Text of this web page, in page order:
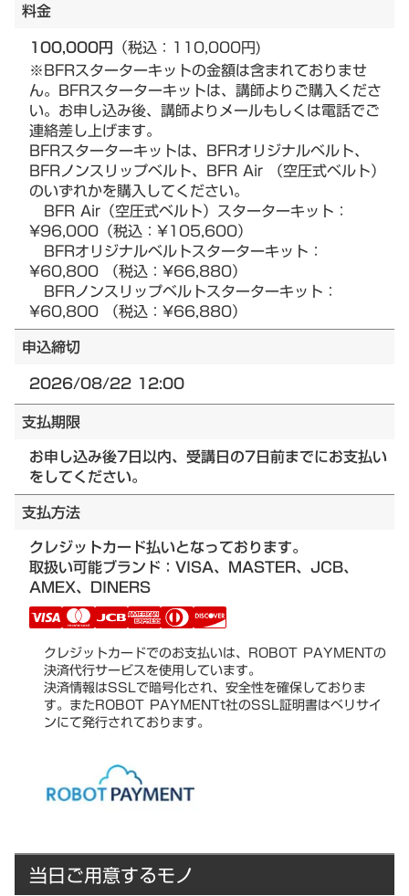
料金
100,000円 （税込：110,000円)
※BFRスターターキットの金額は含まれておりませ
ん。BFRスターターキットは、講師よりご購入くださ
い。お申し込み後、講師よりメールもしくは電話でご
連絡差し上げます。
BFRスターターキットは、BFRオリジナルベルト、
BFRノンスリップベルト、BFR Air （空圧式ベルト）
のいずれかを購入してください。
BFR Air（空圧式ベルト）スターターキット：
¥96,000（税込：¥105,600）
BFRオリジナルベルトスターターキット：
¥60,800 （税込：¥66,880）
BFRノンスリップベルトスターターキット：
¥60,800 （税込：¥66,880）
申込締切
2026/08/22 12:00
支払期限
お申し込み後7日以内、受講日の7日前までにお支払い
をしてください。
支払方法
クレジットカード払いとなっております。
取扱い可能ブランド：VISA、MASTER、JCB、
AMEX、DINERS
クレジットカードでのお支払いは、ROBOT PAYMENTの
決済代行サービスを使用しています。
決済情報はSSLで暗号化され、安全性を確保しておりま
す。またROBOT PAYMENTt社のSSL証明書はベリサイ
ンにて発行されております。
当日ご用意するモノ